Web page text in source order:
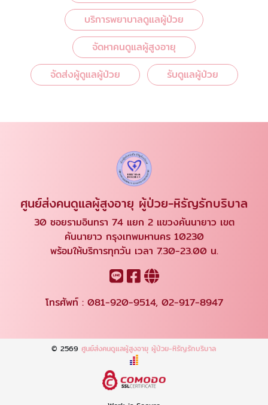
บริการพยาบาลดูแลผู้ป่วย
จัดหาคนดูแลผู้สูงอายุ
จัดส่งผู้ดูแลผู้ป่วย
รับดูแลผู้ป่วย
ศูนย์ส่งคนดูแลผู้สูงอายุ ผู้ป่วย-หิรัญรักบริบาล
30 ซอยรามอินทรา 74 แยก 2 แขวงคันนายาว เขต
คันนายาว กรุงเทพมหานคร 10230
พร้อมให้บริการทุกวัน เวลา 7.30-23.00 น.
โทรศัพท์ : 081-920-9514, 02-917-8947
© 2569ศูนย์ส่งคนดูแลผู้สูงอายุ ผู้ป่วย-หิรัญรักบริบาล